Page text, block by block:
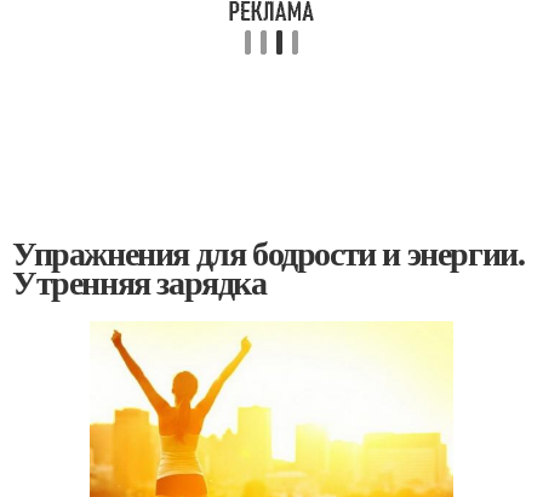
Упражнения для бодрости и энергии.
Утренняя зарядка